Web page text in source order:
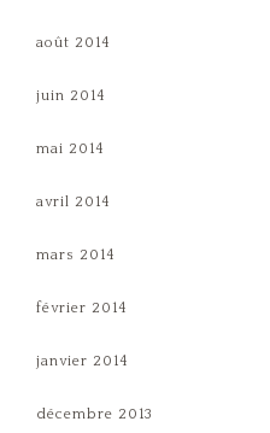
août 2014
juin 2014
mai 2014
avril 2014
mars 2014
février 2014
janvier 2014
décembre 2013